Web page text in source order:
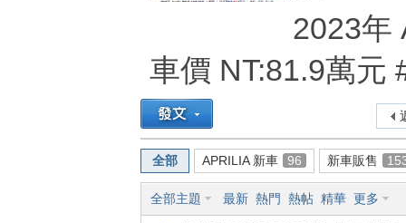
2023年
車價 NT:81.9萬元
全部 APRILIA 新車 96 新車販售
全部主題 最新 熱門 熱帖 精華 更多